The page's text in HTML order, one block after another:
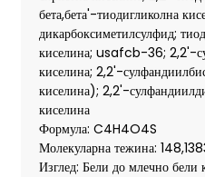
бета,бета'-тиодигликолна
дикарбоксиметилсулфид;
киселина; usafcb-36; 2,2'-
киселина; 2,2'-
киселина); 2,2'-
киселина
Формула: C4H4O4S
Молекуларна тежина:
Изглед: Бели до млечно бели